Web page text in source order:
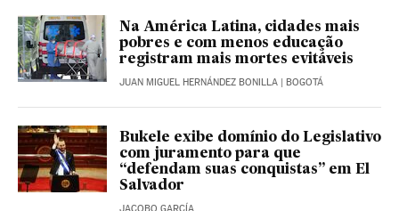
Na América Latina, cidades mais
pobres e com menos educação
registram mais mortes evitáveis
JUAN MIGUEL HERNÁNDEZ BONILLA | BOGOTÁ
Bukele exibe domínio do Legislativo
com juramento para que
“defendam suas conquistas” em El
Salvador
JACOBO GARCÍA